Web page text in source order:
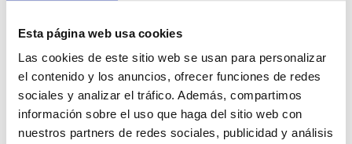
Esta página web usa cookies
Las cookies de este sitio web se usan para personalizar
el contenido y los anuncios, ofrecer funciones de redes
sociales y analizar el tráfico. Además, compartimos
información sobre el uso que haga del sitio web con
nuestros partners de redes sociales, publicidad y análisis